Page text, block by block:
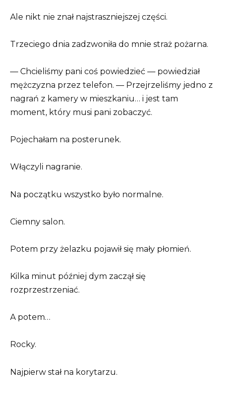
Ale nikt nie znał najstraszniejszej części.
Trzeciego dnia zadzwoniła do mnie straż pożarna.
— Chcieliśmy pani coś powiedzieć — powiedział
mężczyzna przez telefon. — Przejrzeliśmy jedno z
nagrań z kamery w mieszkaniu… i jest tam
moment, który musi pani zobaczyć.
Pojechałam na posterunek.
Włączyli nagranie.
Na początku wszystko było normalne.
Ciemny salon.
Potem przy żelazku pojawił się mały płomień.
Kilka minut później dym zaczął się
rozprzestrzeniać.
A potem…
Rocky.
Najpierw stał na korytarzu.